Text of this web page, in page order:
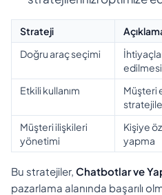
Strateji
Doğru araç seçimi
edilmesi
Etkili kullanım
Müşteri
Müşteri ilişkileri
yönetimi
Kişiye
yapma
Bu stratejiler, Chatbotlar ve
pazarlama alanında başarılı